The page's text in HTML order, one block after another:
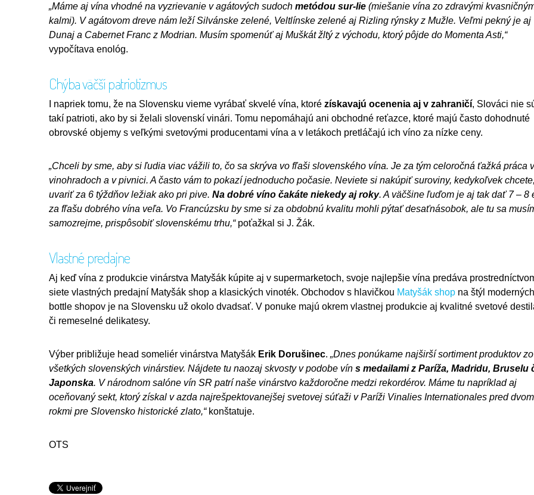
„Máme aj vína vhodné na vyzrievanie v agátových sudoch metódou sur-lie (miešanie vína zo zdravými
kalmi). V agátovom dreve nám leží Silvánske zelené, Veltlínske zelené aj Rizling rýnsky z Mužle. Veľmi pekný je aj
Dunaj a Cabernet Franc z Modrian. Musím spomenúť aj Muškát žltý z východu, ktorý pôjde do Momenta Asti,“
vypočítava enológ.
Chýba väčší patriotizmus
I napriek tomu, že na Slovensku vieme vyrábať skvelé vína, ktoré získavajú ocenenia aj v zahraničí, Slováci nie
takí patrioti, ako by si želali slovenskí vinári. Tomu nepomáhajú ani obchodné reťazce, ktoré majú často dohodnuté
obrovské objemy s veľkými svetovými producentami vína a v letákoch pretláčajú ich víno za nízke ceny.
„Chceli by sme, aby si ľudia viac vážili to, čo sa skrýva vo fľaši slovenského vína. Je za tým celoročná ťažká práca
vinohradoch a v pivnici. A často vám to pokazí jednoducho počasie. Neviete si nakúpiť suroviny, kedykoľvek
uvariť za 6 týždňov ležiak ako pri pive. Na dobré víno čakáte niekedy aj roky. A väčšine ľuďom je aj tak dať 7 – 8
za fľašu dobrého vína veľa. Vo Francúzsku by sme si za obdobnú kvalitu mohli pýtať desaťnásobok, ale tu sa
samozrejme, prispôsobiť slovenskému trhu,“poťažkal si J. Žák.
Vlastné predajne
Aj keď vína z produkcie vinárstva Matyšák kúpite aj v supermarketoch, svoje najlepšie vína predáva
siete vlastných predajní Matyšák shop a klasických vinoték. Obchodov s hlavičkou Matyšák shop na štýl moderných
bottle shopov je na Slovensku už okolo dvadsať. V ponuke majú okrem vlastnej produkcie aj kvalitné svetové
či remeselné delikatesy.
Výber približuje head someliér vinárstva Matyšák Erik Dorušinec. „Dnes ponúkame najširší sortiment produktov zo
všetkých slovenských vinárstiev. Nájdete tu naozaj skvosty v podobe vín s medailami z Paríža, Madridu, Bruselu
Japonska. V národnom salóne vín SR patrí naše vinárstvo každoročne medzi rekordérov. Máme tu napríklad aj
oceňovaný sekt, ktorý získal v azda najrešpektovanejšej svetovej súťaži v Paríži Vinalies Internationales pred
rokmi pre Slovensko historické zlato,“konštatuje.
OTS